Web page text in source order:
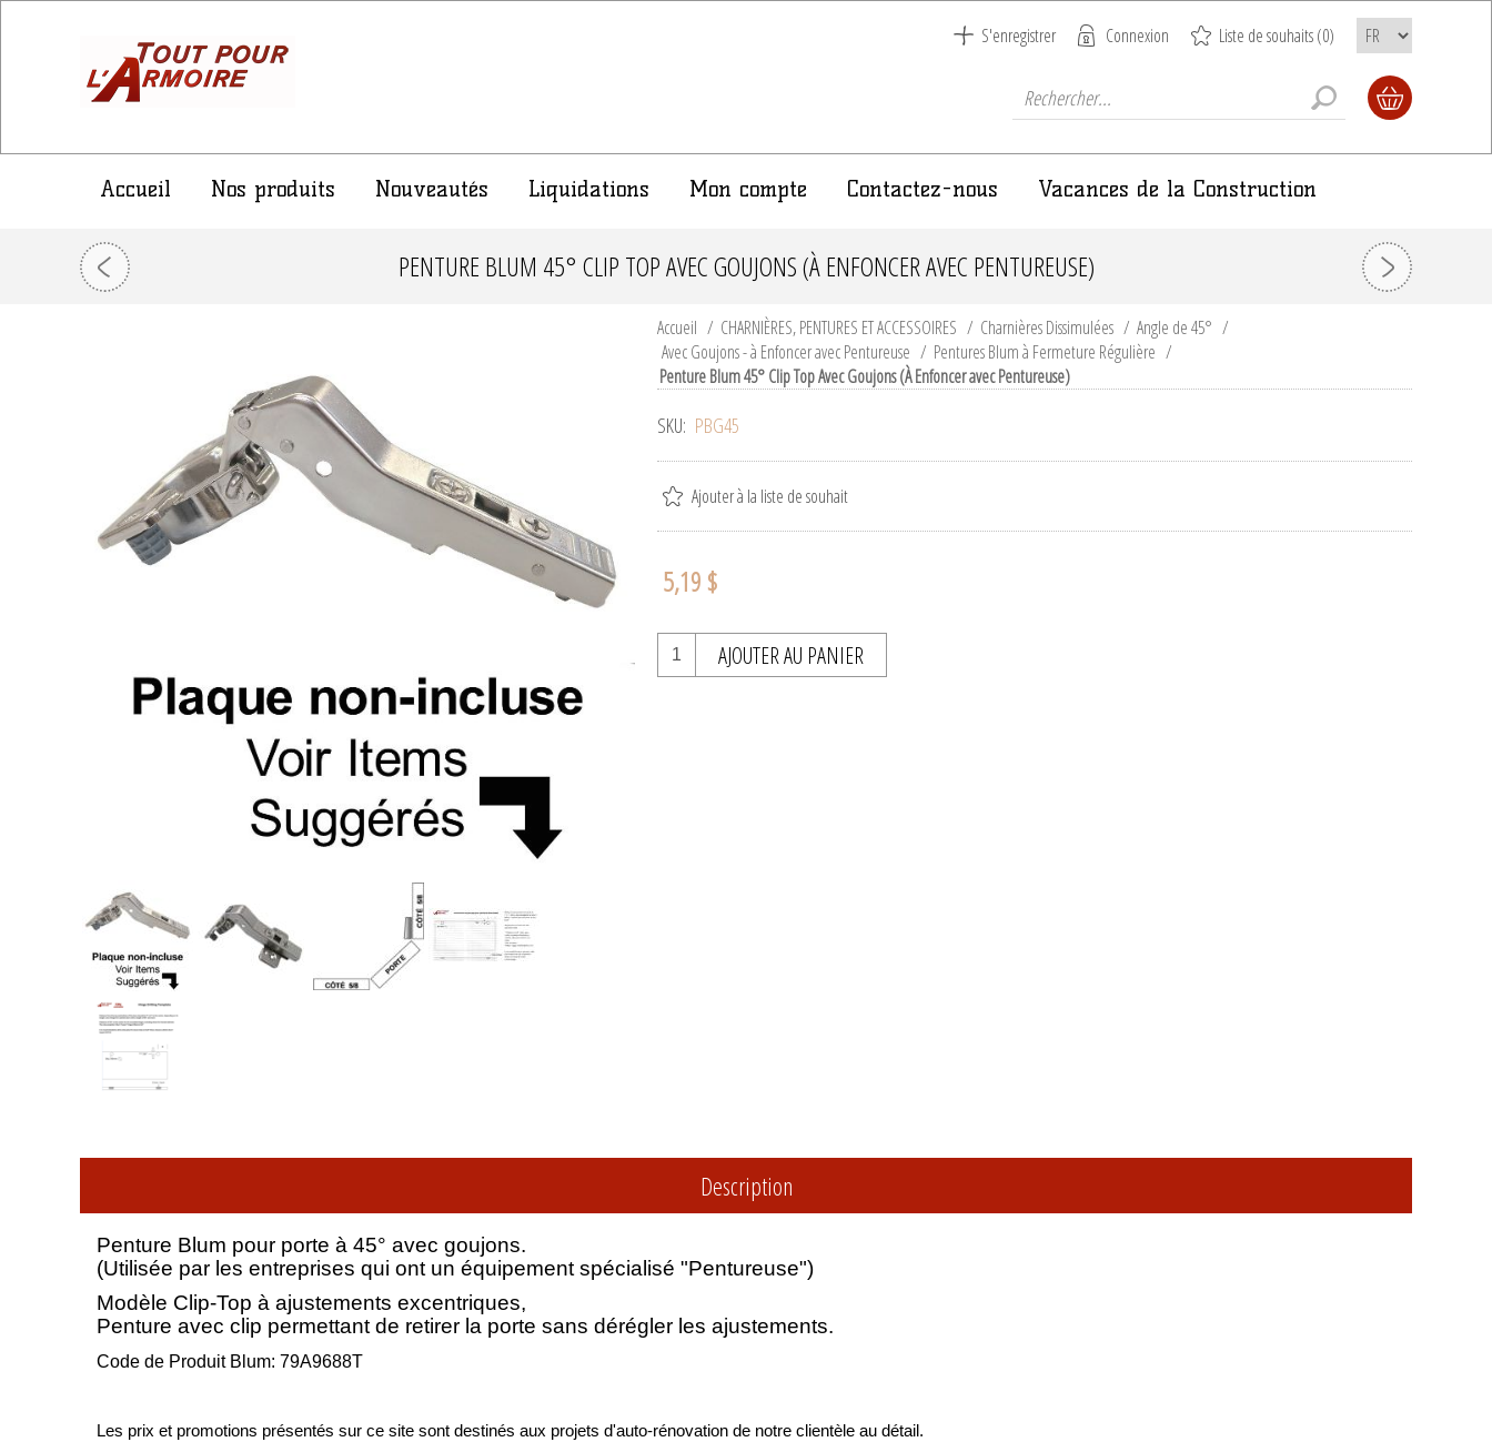
S'enregistrer Connexion Liste de souhaits(0)
Accueil Nos produits Nouveautés Liquidations Mon compte Contactez-nous Vacances de la Construction
PENTURE BLUM 45° CLIP TOP AVEC GOUJONS (À ENFONCER AVEC PENTUREUSE)
Accueil / CHARNIÈRES, PENTURES ET ACCESSOIRES / Charnières Dissimulées / Angle de 45° /
Avec Goujons - à Enfoncer avec Pentureuse / Pentures Blum à Fermeture Régulière /
Penture Blum 45° Clip Top Avec Goujons (À Enfoncer avec Pentureuse)
SKU: PBG45
Ajouter à la liste de souhait
5,19 $
AJOUTER AU PANIER
Description
Penture Blum pour porte à 45° avec goujons.
(Utilisée par les entreprises qui ont un équipement spécialisé "Pentureuse")
Modèle Clip-Top à ajustements excentriques,
Penture avec clip permettant de retirer la porte sans dérégler les ajustements.
Code de Produit Blum: 79A9688T
Les prix et promotions présentés sur ce site sont destinés aux projets d'auto-rénovation de notre clientèle au détail.